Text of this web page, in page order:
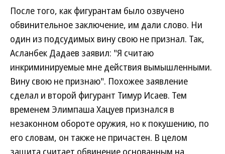
После того, как фигурантам было озвучено
обвинительное заключение, им дали слово. Ни
один из подсудимых вину свою не признал. Так,
Асланбек Дадаев заявил: "Я считаю
инкриминируемые мне действия вымышленными.
Вину свою не признаю". Похожее заявление
сделал и второй фигурант Тимур Исаев. Тем
временем Элимпаша Хацуев признался в
незаконном обороте оружия, но к покушению, по
его словам, он также не причастен. В целом
защита считает обвинение основанным на